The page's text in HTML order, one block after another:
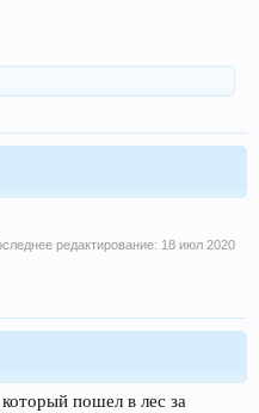
редактирование: 18 июл 2020
пошел в лес за